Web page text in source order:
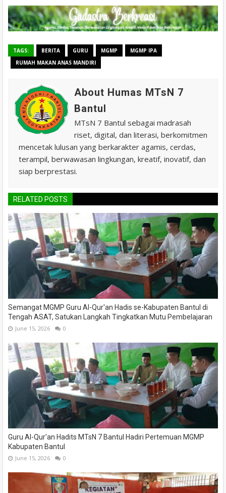
TAGS: BERITA GURU MGMP
MGMP IPA
RUMAH MAKAN ANAS MANDIRI
About Humas MTsN 7
Bantul
MTsN 7 Bantul sebagai madrasah
riset, digital, dan literasi, berkomitmen
mencetak lulusan yang berkarakter agamis, cerdas,
terampil, berwawasan lingkungan, kreatif, inovatif, dan
siap berprestasi.
RELATED POSTS
Semangat MGMP Guru Al-Qur'an Hadis se-Kabupaten Bantul di
Tengah ASAT, Satukan Langkah Tingkatkan Mutu Pembelajaran
June 15, 2026 0
Guru Al-Qur'an Hadits MTsN 7 Bantul Hadiri Pertemuan MGMP
Kabupaten Bantul
June 15, 2026 0